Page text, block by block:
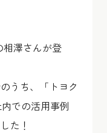
相澤さんが登
うち、「トヨク
での活用事例
た！